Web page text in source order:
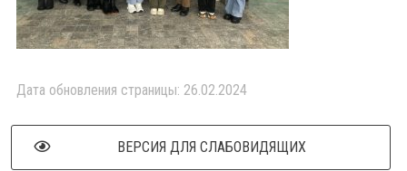
Дата обновления страницы: 26.02.2024
ВЕРСИЯ ДЛЯ СЛАБОВИДЯЩИХ